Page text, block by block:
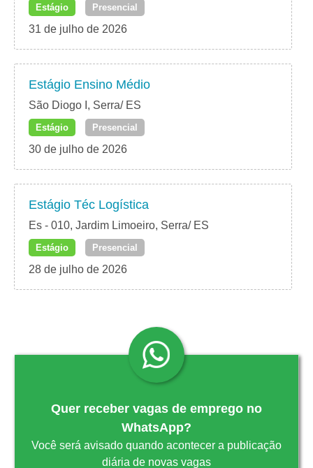
Estágio Presencial
31 de julho de 2026
Estágio Ensino Médio
São Diogo I, Serra/ ES
Estágio Presencial
30 de julho de 2026
Estágio Téc Logística​
Es - 010, Jardim Limoeiro, Serra/ ES
Estágio Presencial
28 de julho de 2026
Quer receber vagas de emprego no
WhatsApp?
Você será avisado quando acontecer a publicação
diária de novas vagas